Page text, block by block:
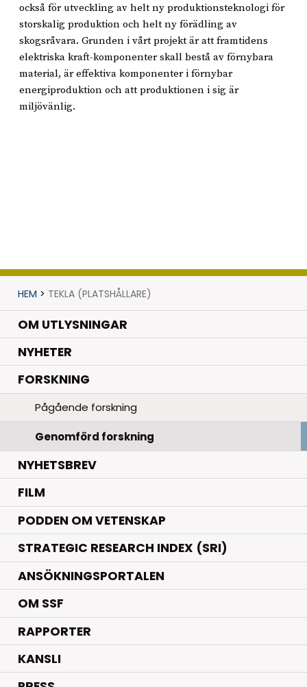
också för utveckling av helt ny produktionsteknologi för
storskalig produktion och helt ny förädling av
skogsråvara. Grunden i vårt projekt är att framtidens
elektriska kraft-komponenter skall bestå av förnybara
material, är effektiva komponenter i förnybar
energiproduktion och att produktionen i sig är
miljövänlig.
HEM > TEKLA (PLATSHÅLLARE)
OM UTLYSNINGAR
NYHETER.
FORSKNING.
Pågående forskning
Genomförd forskning
NYHETSBREV
FILM
PODDEN OM VETENSKAP
STRATEGIC RESEARCH INDEX (SRI)
ANSÖKNINGSPORTALEN
OM SSF
RAPPORTER
KANSLI